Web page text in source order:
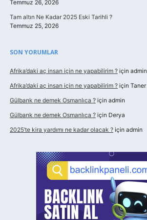
Temmuz 26, 2026
Tam altın Ne Kadar 2025 Eski Tarihli ?
Temmuz 25, 2026
SON YORUMLAR
Afrika’daki aç insan için ne yapabilirim ? için admin
Afrika’daki aç insan için ne yapabilirim ? için Taner
Gülbank ne demek Osmanlıca ? için admin
Gülbank ne demek Osmanlıca ? için Derya
2025’te kira yardımı ne kadar olacak ? için admin